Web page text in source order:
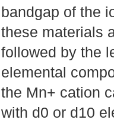
bandgap of the
these materials
followed by the
elemental
the Mn+ cation
with d0 or d10